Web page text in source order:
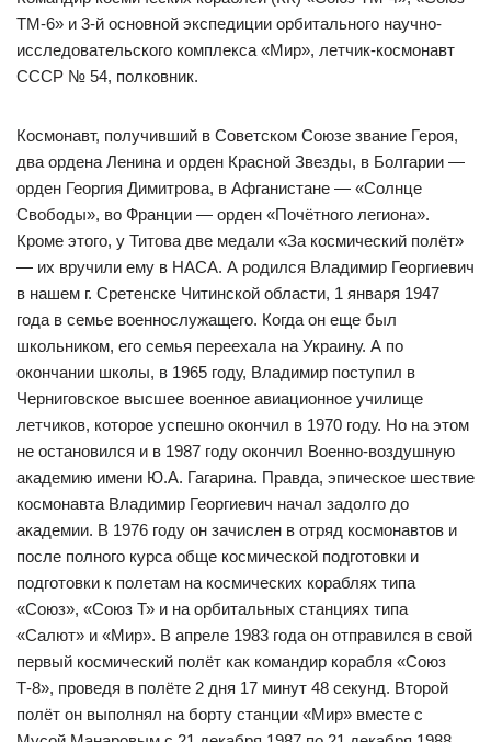
ТМ-6» и 3-й основной экспедиции орбитального научно-
исследовательского комплекса «Мир», летчик-космонавт
СССР № 54, полковник.
Космонавт, получивший в Советском Союзе звание Героя,
два ордена Ленина и орден Красной Звезды, в Болгарии —
орден Георгия Димитрова, в Афганистане — «Солнце
Свободы», во Франции — орден «Почётного легиона».
Кроме этого, у Титова две медали «За космический полёт»
— их вручили ему в НАСА. А родился Владимир Георгиевич
в нашем г. Сретенске Читинской области, 1 января 1947
года в семье военнослужащего. Когда он еще был
школьником, его семья переехала на Украину. А по
окончании школы, в 1965 году, Владимир поступил в
Черниговское высшее военное авиационное училище
летчиков, которое успешно окончил в 1970 году. Но на этом
не остановился и в 1987 году окончил Военно-воздушную
академию имени Ю.А. Гагарина. Правда, эпическое шествие
космонавта Владимир Георгиевич начал задолго до
академии. В 1976 году он зачислен в отряд космонавтов и
после полного курса обще космической подготовки и
подготовки к полетам на космических кораблях типа
«Союз», «Союз Т» и на орбитальных станциях типа
«Салют» и «Мир». В апреле 1983 года он отправился в свой
первый космический полёт как командир корабля «Союз
Т-8», проведя в полёте 2 дня 17 минут 48 секунд. Второй
полёт он выполнял на борту станции «Мир» вместе с